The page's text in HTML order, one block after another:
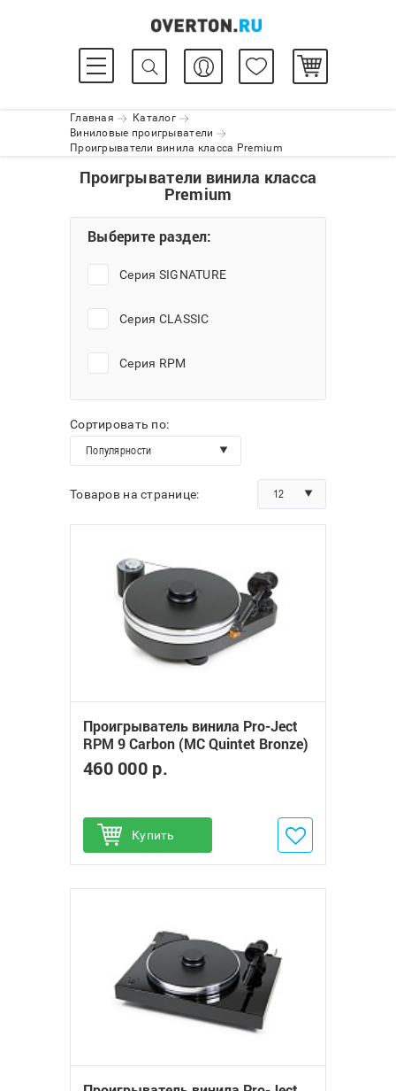
Главная
Каталог
Виниловые проигрыватели
Проигрыватели винила класса Premium
Проигрыватели винила класса
Premium
Выберите раздел:
Серия SIGNATURE
Серия CLASSIC
Серия RPM
Сортировать по:
Популярности
Товаров на странице: 12
Проигрыватель винила Pro-Ject
RPM 9 Carbon (MC Quintet Bronze)
460 000 р.
Купить
Добавить в избранное